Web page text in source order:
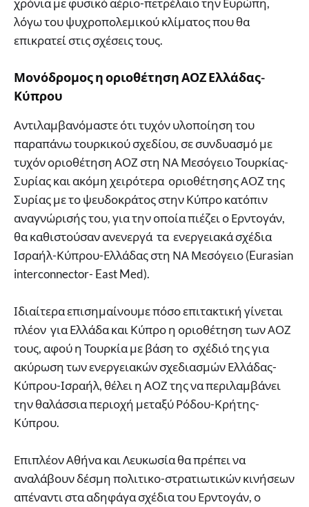
χρόνια με φυσικό αέριο-πετρέλαιο την Ευρώπη,
λόγω του ψυχροπολεμικού κλίματος που θα
επικρατεί στις σχέσεις τους.
Μονόδρομος η οριοθέτηση ΑΟΖ Ελλάδας-
Κύπρου
Αντιλαμβανόμαστε ότι τυχόν υλοποίηση του
παραπάνω τουρκικού σχεδίου, σε συνδυασμό με
τυχόν οριοθέτηση ΑΟΖ στη ΝΑ Μεσόγειο Τουρκίας-
Συρίας και ακόμη χειρότερα οριοθέτησης ΑΟΖ της
Συρίας με το ψευδοκράτος στην Κύπρο κατόπιν
αναγνώρισής του, για την οποία πιέζει ο Ερντογάν,
θα καθιστούσαν ανενεργά τα ενεργειακά σχέδια
Ισραήλ-Κύπρου-Ελλάδας στη ΝΑ Μεσόγειο (Eurasian
interconnector- East Med).
Ιδιαίτερα επισημαίνουμε πόσο επιτακτική γίνεται
πλέον για Ελλάδα και Κύπρο η οριοθέτηση των ΑΟΖ
τους, αφού η Τουρκία με βάση το σχέδιό της για
ακύρωση των ενεργειακών σχεδιασμών Ελλάδας-
Κύπρου-Ισραήλ, θέλει η ΑΟΖ της να περιλαμβάνει
την θαλάσσια περιοχή μεταξύ Ρόδου-Κρήτης-
Κύπρου.
Επιπλέον Αθήνα και Λευκωσία θα πρέπει να
αναλάβουν δέσμη πολιτικο-στρατιωτικών κινήσεων
απέναντι στα αδηφάγα σχέδια του Ερντογάν, ο